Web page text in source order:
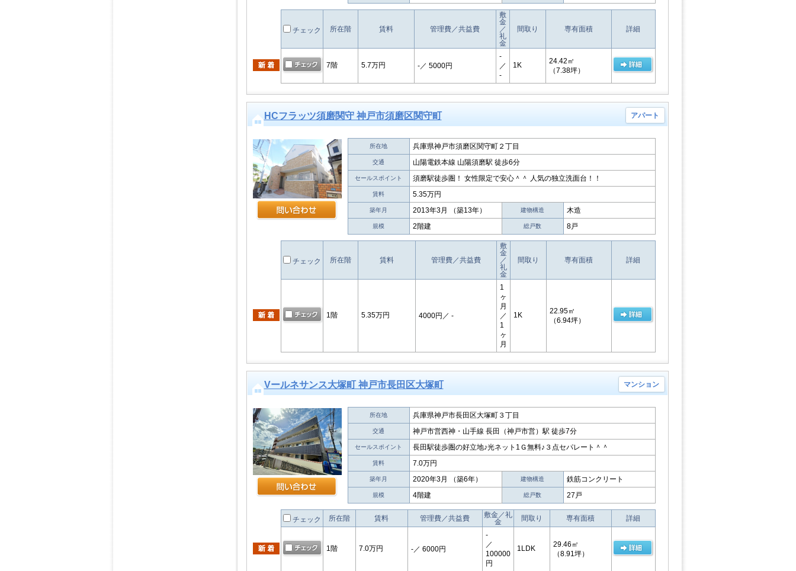
チェック 所在階 賃料 管理費／共益費
敷
金
／
礼
金
間取り 専有面積 詳細
7階 5.7万円 -／ 5000円
-
／
-
1K
24.42㎡
（7.38坪）
HCフラッツ須磨関守 神戸市須磨区関守町 アパート
所在地 兵庫県神戸市須磨区関守町２丁目
交通 山陽電鉄本線 山陽須磨駅 徒歩6分
セールスポイント 須磨駅徒歩圏！ 女性限定で安心＾＾ 人気の独立洗面台！！
賃料 5.35万円
築年月 2013年3月 （築13年） 建物構造 木造
規模 2階建 総戸数 8戸
チェック 所在階 賃料 管理費／共益費
敷
金
／
礼
金
間取り 専有面積 詳細
1階 5.35万円 4000円 ／ -
1
ヶ
月
／
1
ヶ
月
1K
22.95㎡
（6.94坪）
Vールネサンス大塚町 神戸市長田区大塚町 マンション
所在地 兵庫県神戸市長田区大塚町３丁目
交通 神戸市営西神・山手線 長田（神戸市営）駅 徒歩7分
セールスポイント 長田駅徒歩圏の好立地♪光ネット1Ｇ無料♪３点セパレート＾＾
賃料 7.0万円
築年月 2020年3月 （築6年） 建物構造 鉄筋コンクリート
規模 4階建 総戸数 27戸
チェック 所在階 賃料 管理費／共益費
敷金／礼
金
間取り 専有面積 詳細
1階 7.0万円 -／ 6000円
-
／
100000
円
1LDK
29.46㎡
（8.91坪）